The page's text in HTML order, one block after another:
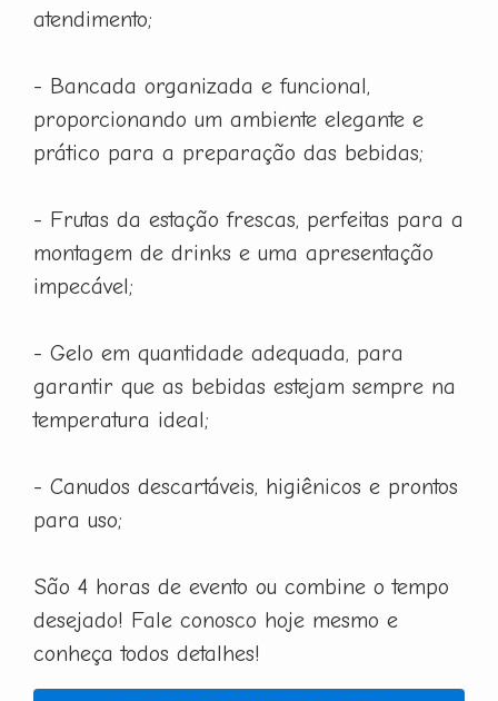
atendimento;
- Bancada organizada e funcional,
proporcionando um ambiente elegante e
prático para a preparação das bebidas;
- Frutas da estação frescas, perfeitas para a
montagem de drinks e uma apresentação
impecável;
- Gelo em quantidade adequada, para
garantir que as bebidas estejam sempre na
temperatura ideal;
- Canudos descartáveis, higiênicos e prontos
para uso;
São 4 horas de evento ou combine o tempo
desejado! Fale conosco hoje mesmo e
conheça todos detalhes!